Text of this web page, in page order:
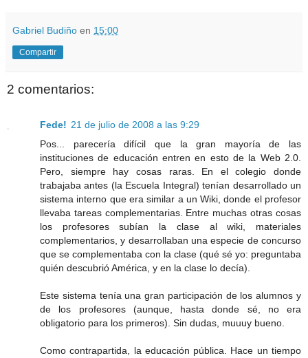
Gabriel Budiño en 15:00
Compartir
2 comentarios:
Fede! 21 de julio de 2008 a las 9:29
Pos... parecería difícil que la gran mayoría de las
instituciones de educación entren en esto de la Web 2.0.
Pero, siempre hay cosas raras. En el colegio donde
trabajaba antes (la Escuela Integral) tenían desarrollado un
sistema interno que era similar a un Wiki, donde el profesor
llevaba tareas complementarias. Entre muchas otras cosas
los profesores subían la clase al wiki, materiales
complementarios, y desarrollaban una especie de concurso
que se complementaba con la clase (qué sé yo: preguntaba
quién descubrió América, y en la clase lo decía).
Este sistema tenía una gran participación de los alumnos y
de los profesores (aunque, hasta donde sé, no era
obligatorio para los primeros). Sin dudas, muuuy bueno.
Como contrapartida, la educación pública. Hace un tiempo